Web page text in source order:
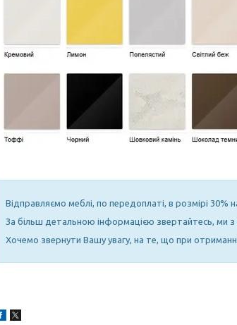
Відправляємо меблі, по передоплаті, в розмірі
За більш детальною інформацією звертайтесь, ми з
Хочемо звернути Вашу увагу, на те, що при